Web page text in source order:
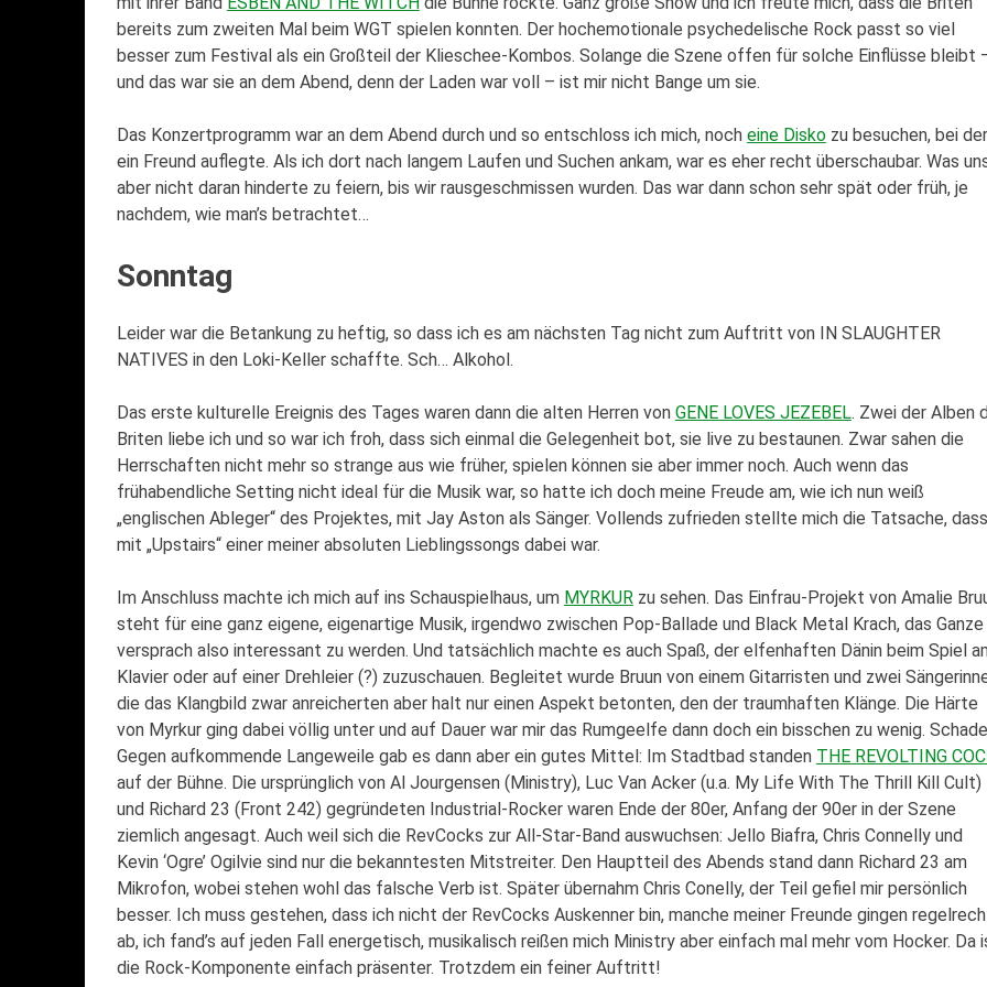
bereits zum zweiten Mal beim WGT spielen konnten. Der hochemotionale psychedelische Rock passt so viel
besser zum Festival als ein Großteil der Klieschee-Kombos. Solange die Szene offen für solche Einflüsse bleibt
und das war sie an dem Abend, denn der Laden war voll – ist mir nicht Bange um sie.
Das Konzertprogramm war an dem Abend durch und so entschloss ich mich, noch eine Diskozu besuchen, bei der
ein Freund auflegte. Als ich dort nach langem Laufen und Suchen ankam, war es eher recht überschaubar. Was
aber nicht daran hinderte zu feiern, bis wir rausgeschmissen wurden. Das war dann schon sehr spät oder früh, je
nachdem, wie man’s betrachtet…
Sonntag
Leider war die Betankung zu heftig, so dass ich es am nächsten Tag nicht zum Auftritt von IN SLAUGHTER
NATIVES in den Loki-Keller schaffte. Sch… Alkohol.
Das erste kulturelle Ereignis des Tages waren dann die alten Herren von GENE LOVES JEZEBEL. Zwei der Alben
Briten liebe ich und so war ich froh, dass sich einmal die Gelegenheit bot, sie live zu bestaunen. Zwar sahen die
Herrschaften nicht mehr so strange aus wie früher, spielen können sie aber immer noch. Auch wenn das
frühabendliche Setting nicht ideal für die Musik war, so hatte ich doch meine Freude am, wie ich nun weiß
„englischen Ableger“ des Projektes, mit Jay Aston als Sänger. Vollends zufrieden stellte mich die Tatsache, dass
mit „Upstairs“ einer meiner absoluten Lieblingssongs dabei war.
Im Anschluss machte ich mich auf ins Schauspielhaus, um MYRKUR zu sehen. Das Einfrau-Projekt von Amalie
steht für eine ganz eigene, eigenartige Musik, irgendwo zwischen Pop-Ballade und Black Metal Krach, das Ganze
versprach also interessant zu werden. Und tatsächlich machte es auch Spaß, der elfenhaften Dänin beim Spiel
Klavier oder auf einer Drehleier (?) zuzuschauen. Begleitet wurde Bruun von einem Gitarristen und zwei
die das Klangbild zwar anreicherten aber halt nur einen Aspekt betonten, den der traumhaften Klänge. Die Härte
von Myrkur ging dabei völlig unter und auf Dauer war mir das Rumgeelfe dann doch ein bisschen zu wenig.
Gegen aufkommende Langeweile gab es dann aber ein gutes Mittel: Im Stadtbad standen THE REVOLTING
auf der Bühne. Die ursprünglich von Al Jourgensen (Ministry), Luc Van Acker (u.a. My Life With The Thrill Kill Cult)
und Richard 23 (Front 242) gegründeten Industrial-Rocker waren Ende der 80er, Anfang der 90er in der Szene
ziemlich angesagt. Auch weil sich die RevCocks zur All-Star-Band auswuchsen: Jello Biafra, Chris Connelly und
Kevin ‘Ogre’ Ogilvie sind nur die bekanntesten Mitstreiter. Den Hauptteil des Abends stand dann Richard 23 am
Mikrofon, wobei stehen wohl das falsche Verb ist. Später übernahm Chris Conelly, der Teil gefiel mir persönlich
besser. Ich muss gestehen, dass ich nicht der RevCocks Auskenner bin, manche meiner Freunde gingen
ab, ich fand’s auf jeden Fall energetisch, musikalisch reißen mich Ministry aber einfach mal mehr vom Hocker. Da
die Rock-Komponente einfach präsenter. Trotzdem ein feiner Auftritt!